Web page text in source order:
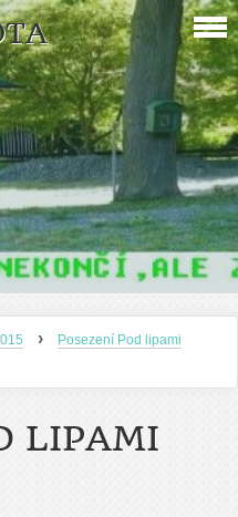
›
Posezení Pod lipami
LIPAMI